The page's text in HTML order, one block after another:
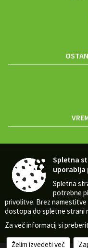
Zasnova,
Center za
Izjava o dostopnosti
Spletna
uporablja
Spletna
potrebne
privolitve. Brez
dostopa do spletne strani
Za več informacij si
Želim izvedeti več